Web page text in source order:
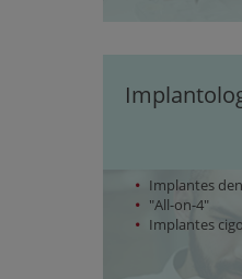
Implantes
"All-on-4"
Implantes